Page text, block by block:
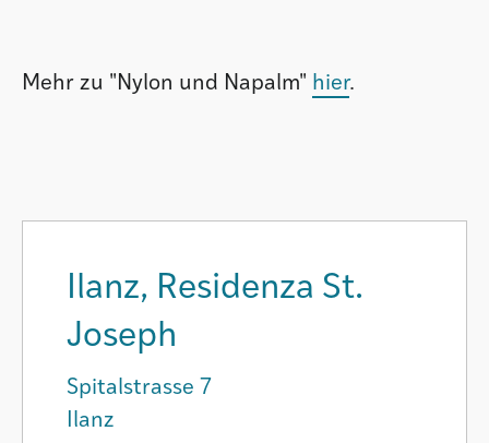
Mehr zu "Nylon und Napalm" hier.
Ilanz, Residenza St.
Joseph
Spitalstrasse 7
Ilanz